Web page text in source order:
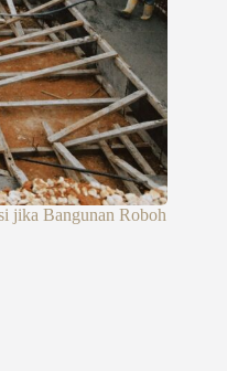
jika Bangunan Roboh